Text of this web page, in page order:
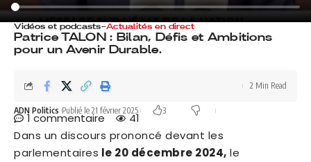
Vidéos et podcasts-Actualités en direct
Patrice TALON : Bilan, Défis et Ambitions
pour un Avenir Durable.
ADN Politics Publié le 21 février 2025 3
2 Min Read
1 commentaire
41
Dans un discours prononcé devant les
parlementaires le 20 décembre 2024, le